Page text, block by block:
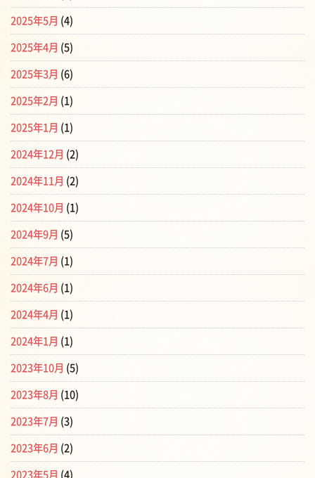
2025年5月 (4)
2025年4月 (5)
2025年3月 (6)
2025年2月 (1)
2025年1月 (1)
2024年12月 (2)
2024年11月 (2)
2024年10月 (1)
2024年9月 (5)
2024年7月 (1)
2024年6月 (1)
2024年4月 (1)
2024年1月 (1)
2023年10月 (5)
2023年8月 (10)
2023年7月 (3)
2023年6月 (2)
2023年5月 (4)